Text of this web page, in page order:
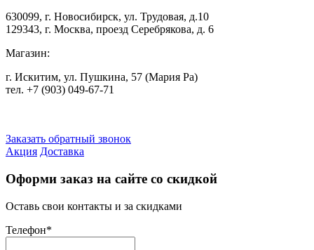
630099, г. Новосибирск, ул. Трудовая, д.10
129343, г. Москва, проезд Серебрякова, д. 6
Магазин:
г. Искитим, ул. Пушкина, 57 (Мария Ра)
тел. +7 (903) 049-67-71
Заказать обратный звонок
Акция Доставка
Оформи заказ на сайте со скидкой
Оставь свои контакты и за скидками
Телефон*